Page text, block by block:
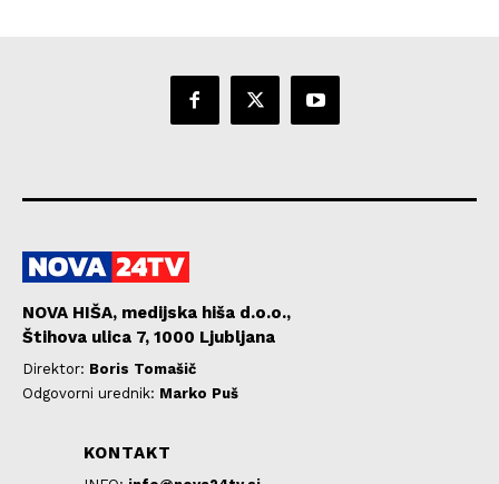
NOVA HIŠA, medijska hiša d.o.o.,
Štihova ulica 7, 1000 Ljubljana
Direktor: Boris Tomašič
Odgovorni urednik: Marko Puš
KONTAKT